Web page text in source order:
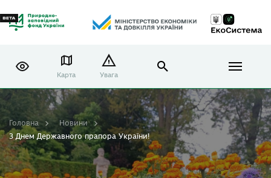
Карта Увага
Головна
Новини
З Днем Державного прапора України!